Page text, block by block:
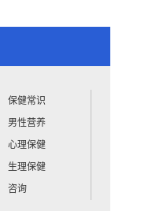
保健常识
男性营养
心理保健
生理保健
咨询